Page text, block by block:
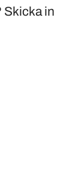
Skicka in